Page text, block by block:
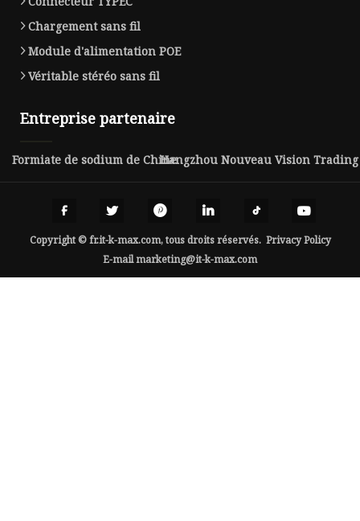
Chargement sans fil
Module d'alimentation POE
Véritable stéréo sans fil
Entreprise partenaire
Formiate de sodium de ChineHangzhou Nouveau Vision Trading
Copyright © fr.it-k-max.com, tous droits réservés. Privacy Policy
E-mailmarketing@it-k-max.com